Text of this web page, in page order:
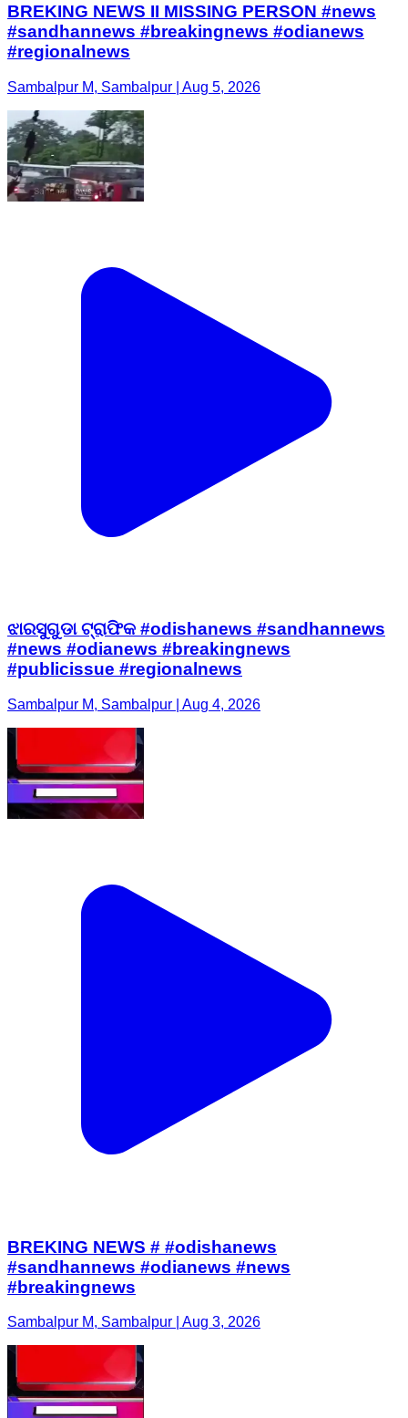
BREKING NEWS II MISSING PERSON #news
#sandhannews #breakingnews #odianews
#regionalnews
Sambalpur M, Sambalpur | Aug 5, 2026
ଝାରସୁଗୁଡା ଟ୍ରାଫିକ #odishanews #sandhannews
#news #odianews #breakingnews
#publicissue #regionalnews
Sambalpur M, Sambalpur | Aug 4, 2026
BREKING NEWS # #odishanews
#sandhannews #odianews #news
#breakingnews
Sambalpur M, Sambalpur | Aug 3, 2026